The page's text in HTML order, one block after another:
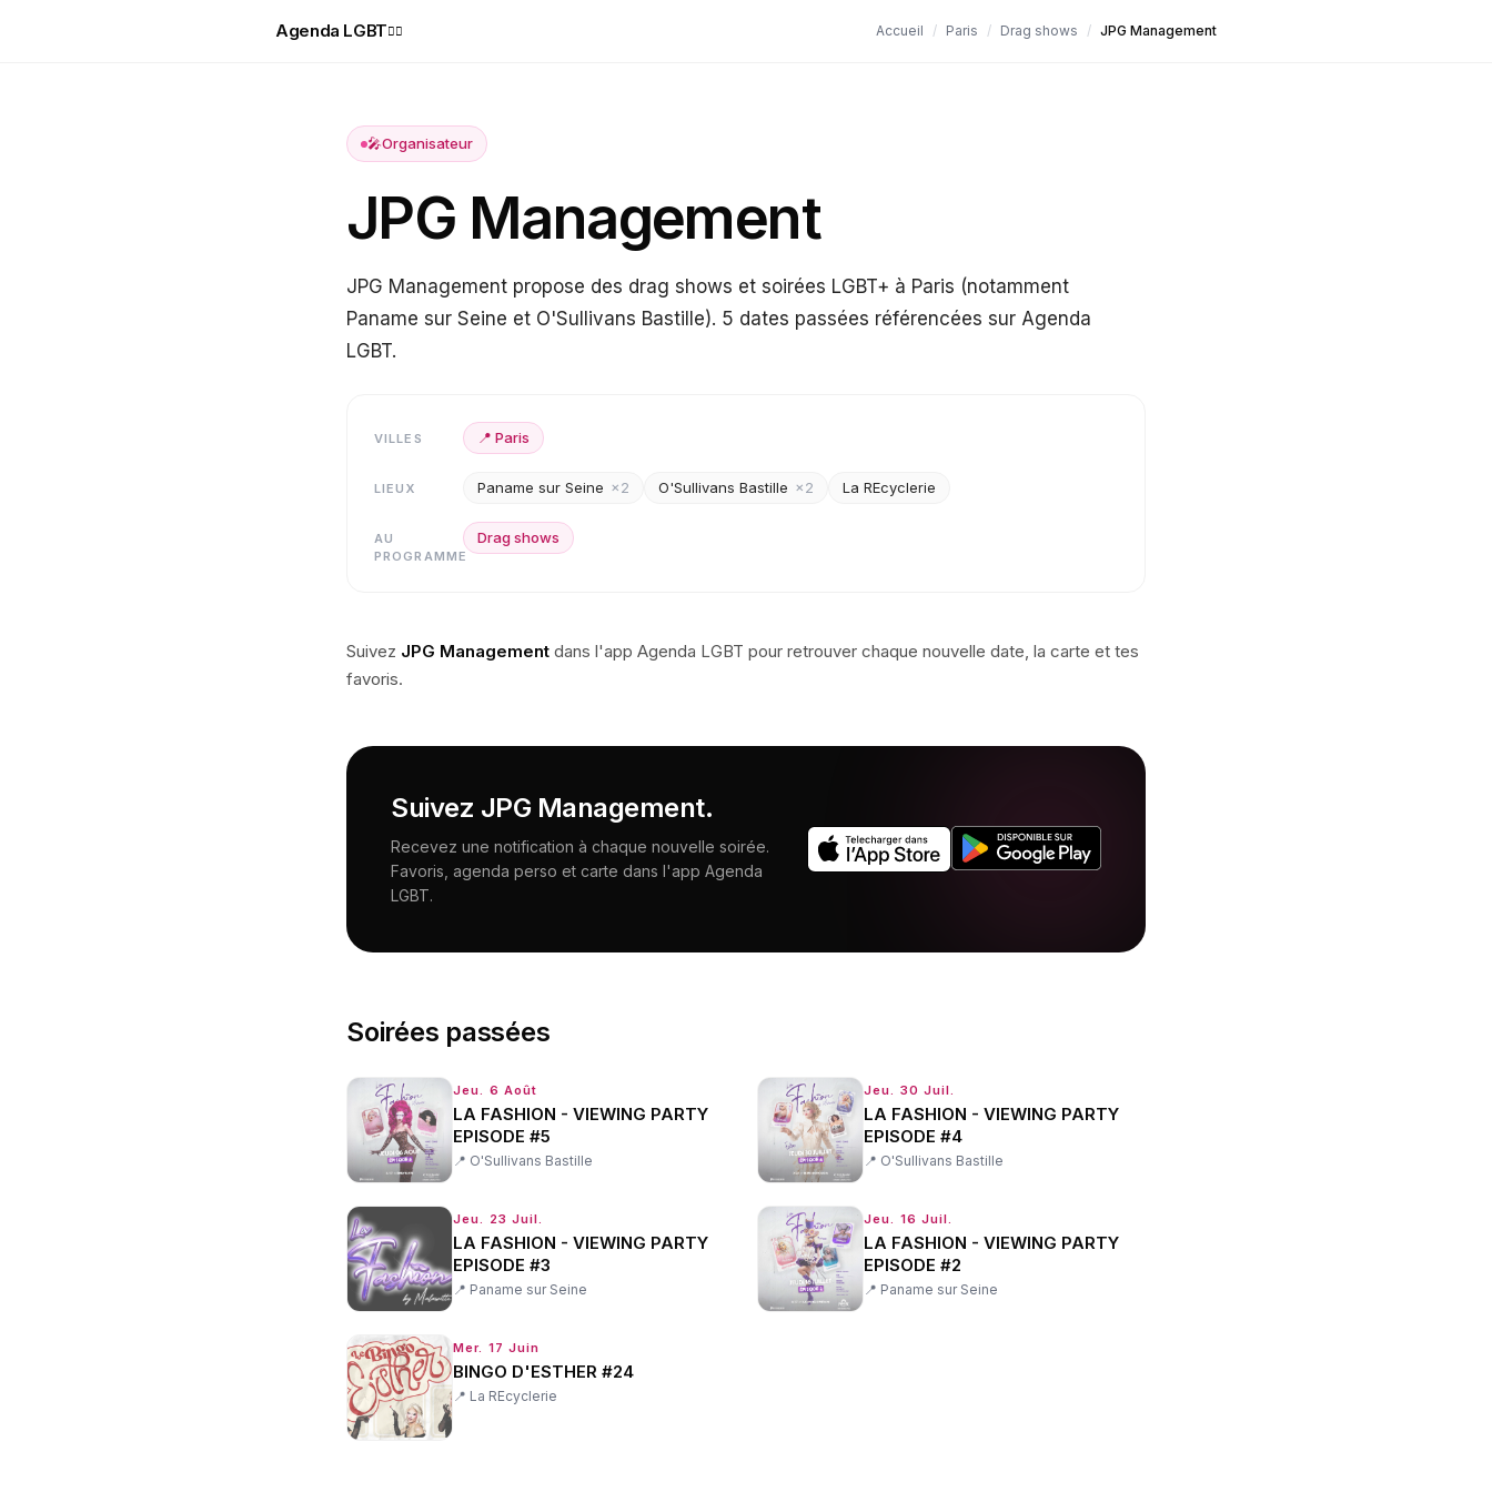
Agenda LGBT🏳️‍🌈 Accueil / Paris / Drag shows / JPG Management
🎤Organisateur
JPG Management
JPG Management propose des drag shows et soirées LGBT+ à Paris (notamment
Paname sur Seine et O'Sullivans Bastille). 5 dates passées référencées sur Agenda
LGBT.
VILLES 📍 Paris
LIEUX Paname sur Seine ×2 O'Sullivans Bastille ×2 La REcyclerie
AU
PROGRAMME
Drag shows
Suivez JPG Management dans l'app Agenda LGBT pour retrouver chaque nouvelle date, la carte et tes
favoris.
Suivez JPG Management.
Recevez une notification à chaque nouvelle soirée.
Favoris, agenda perso et carte dans l'app Agenda
LGBT.
Soirées passées
Jeu. 6 Août
LA FASHION - VIEWING PARTY
EPISODE #5
📍 O'Sullivans Bastille
Jeu. 30 Juil.
LA FASHION - VIEWING PARTY
EPISODE #4
📍 O'Sullivans Bastille
Jeu. 23 Juil.
LA FASHION - VIEWING PARTY
EPISODE #3
📍 Paname sur Seine
Jeu. 16 Juil.
LA FASHION - VIEWING PARTY
EPISODE #2
📍 Paname sur Seine
Mer. 17 Juin
BINGO D'ESTHER #24
📍 La REcyclerie